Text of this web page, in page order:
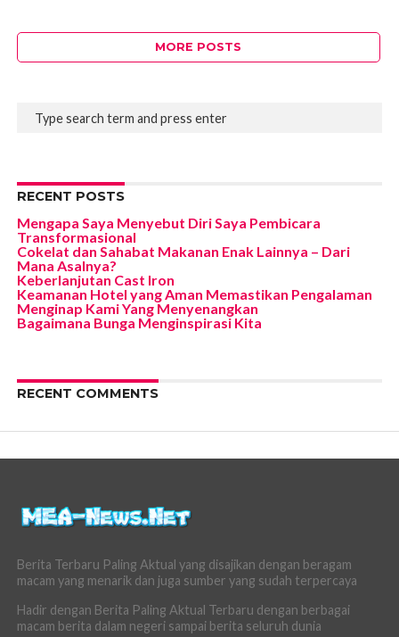
MORE POSTS
RECENT POSTS
Mengapa Saya Menyebut Diri Saya Pembicara
Transformasional
Cokelat dan Sahabat Makanan Enak Lainnya – Dari
Mana Asalnya?
Keberlanjutan Cast Iron
Keamanan Hotel yang Aman Memastikan Pengalaman
Menginap Kami Yang Menyenangkan
Bagaimana Bunga Menginspirasi Kita
RECENT COMMENTS
Berita Terbaru Paling Aktual yang disajikan dengan beragam
macam yang menarik dan juga sumber yang sudah terpercaya
Hadir dengan Berita Paling Aktual Terbaru dengan berbagai
macam berita dalam negeri sampai berita seluruh dunia